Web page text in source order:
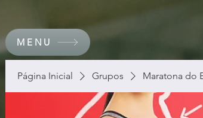
MENU
Página Inicial Grupos Maratona do